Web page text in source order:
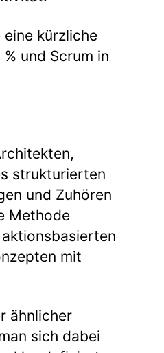
kürzliche
und Scrum in
strukturierten
und Zuhören
Methode
mit
ähnlicher
sich dabei